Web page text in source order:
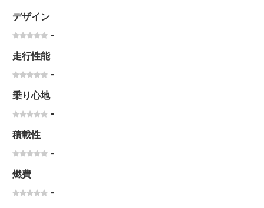
デザイン
-
走行性能
-
乗り心地
-
積載性
-
燃費
-